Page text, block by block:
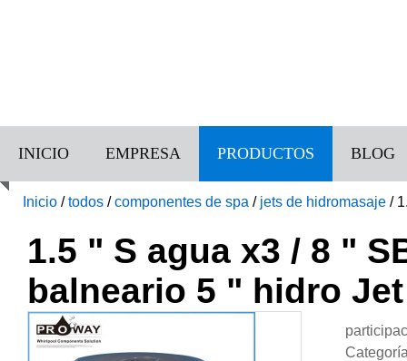
INICIO EMPRESA PRODUCTOS BLOG
Inicio /todos /componentes de spa / jets de hidromasaje /
1.5 " S agua x3 / 8 "
balneario 5 " hidro Jet